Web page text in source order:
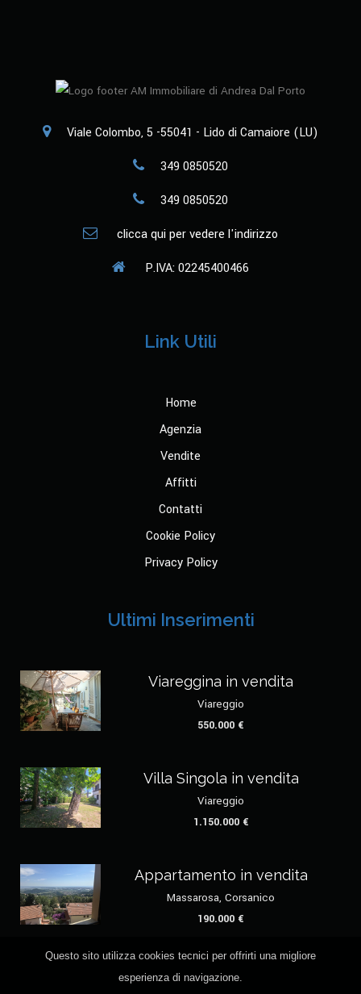
Viale Colombo, 5 -55041 - Lido di Camaiore (LU)
349 0850520
349 0850520
clicca qui per vedere l'indirizzo
P.IVA: 02245400466
Link Utili
Home
Agenzia
Vendite
Affitti
Contatti
Cookie Policy
Privacy Policy
Ultimi Inserimenti
Viareggina in vendita
Viareggio
550.000 €
Villa Singola in vendita
Viareggio
1.150.000 €
Appartamento in vendita
Massarosa, Corsanico
190.000 €
Questo sito utilizza cookies tecnici per offrirti una migliore
esperienza di navigazione.